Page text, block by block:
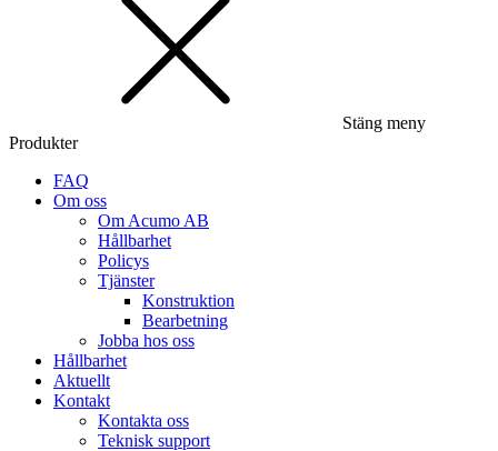
Stäng meny
Produkter
FAQ
Om oss
Om Acumo AB
Hållbarhet
Policys
Tjänster
Konstruktion
Bearbetning
Jobba hos oss
Hållbarhet
Aktuellt
Kontakt
Kontakta oss
Teknisk support